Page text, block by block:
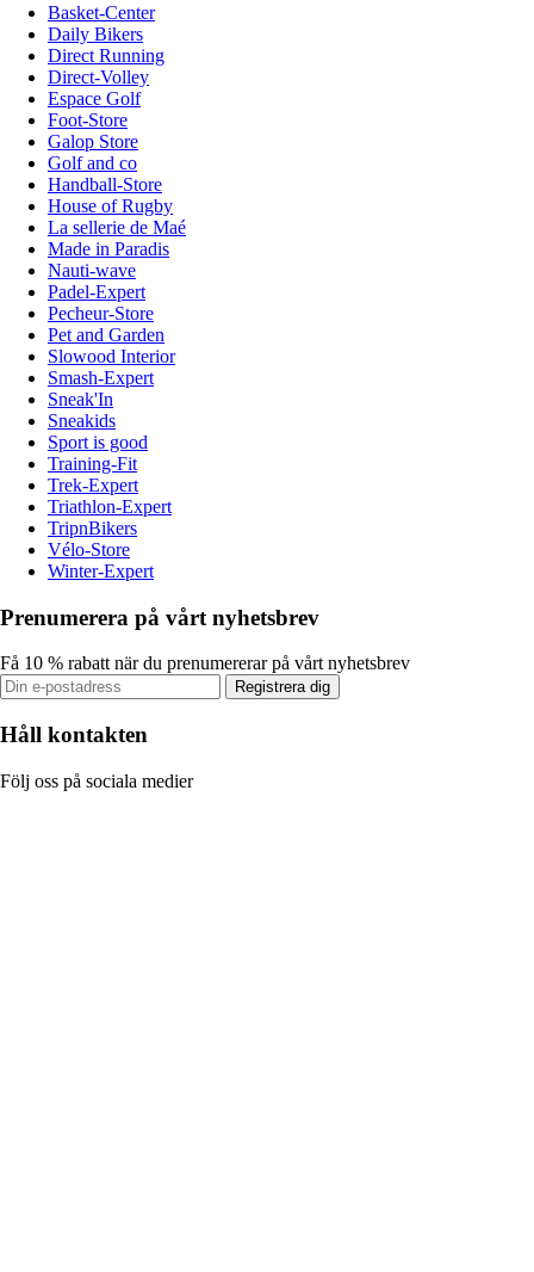
Basket-Center
Daily Bikers
Direct Running
Direct-Volley
Espace Golf
Foot-Store
Galop Store
Golf and co
Handball-Store
House of Rugby
La sellerie de Maé
Made in Paradis
Nauti-wave
Padel-Expert
Pecheur-Store
Pet and Garden
Slowood Interior
Smash-Expert
Sneak'In
Sneakids
Sport is good
Training-Fit
Trek-Expert
Triathlon-Expert
TripnBikers
Vélo-Store
Winter-Expert
Prenumerera på vårt nyhetsbrev
Få 10 % rabatt när du prenumererar på vårt nyhetsbrev
Registrera dig
Håll kontakten
Följ oss på sociala medier